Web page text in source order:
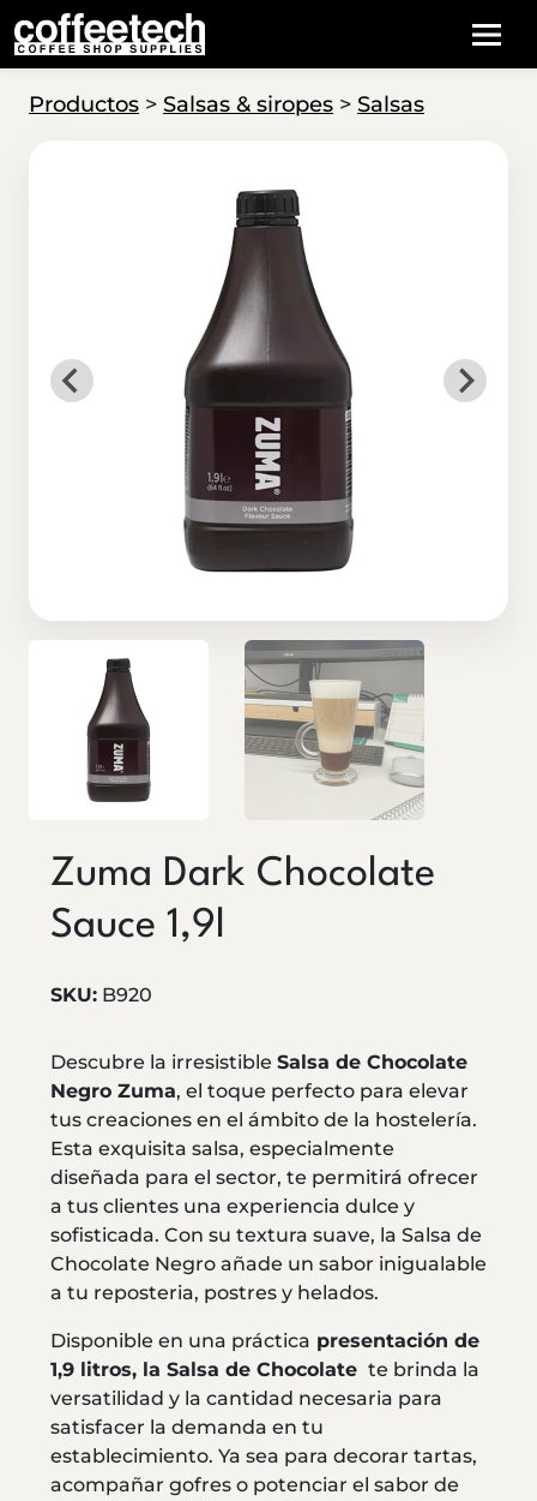
Productos > Salsas & siropes > Salsas
Zuma Dark Chocolate
Sauce 1,9l
SKU: B920
Descubre la irresistible Salsa de Chocolate
Negro Zuma, el toque perfecto para elevar
tus creaciones en el ámbito de la hostelería.
Esta exquisita salsa, especialmente
diseñada para el sector, te permitirá ofrecer
a tus clientes una experiencia dulce y
sofisticada. Con su textura suave, la Salsa de
Chocolate Negro añade un sabor inigualable
a tu reposteria, postres y helados.
Disponible en una práctica presentación de
1,9 litros, la Salsa de Chocolate te brinda la
versatilidad y la cantidad necesaria para
satisfacer la demanda en tu
establecimiento. Ya sea para decorar tartas,
acompañar gofres o potenciar el sabor de